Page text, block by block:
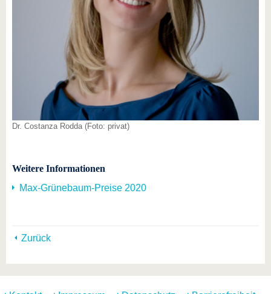
Dr. Costanza Rodda (Foto: privat)
Weitere Informationen
Max-Grünebaum-Preise 2020
Zurück